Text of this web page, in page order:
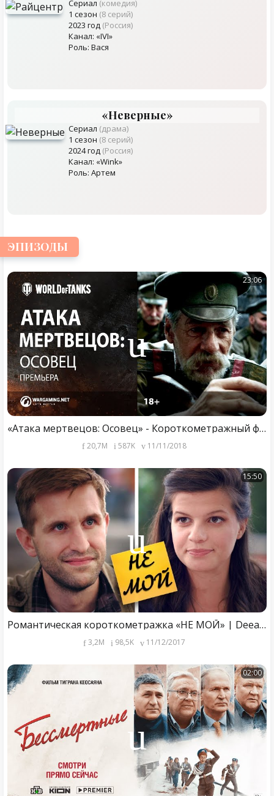
Сериал (комедия)
1 сезон (8 серий)
2023 год (Россия)
Канал: «IVI»
Роль: Вася
«Неверные»
Сериал (драма)
1 сезон (8 серий)
2024 год (Россия)
Канал: «Wink»
Роль: Артем
ЭПИЗОДЫ
23:06
«Атака мертвецов: Осовец» - Короткометражный фильм
20,7M 587K 11/11/2018
15:50
Романтическая короткометражка «НЕ МОЙ» | DeeaFilm
3,2M 98,5K 11/12/2017
02:00